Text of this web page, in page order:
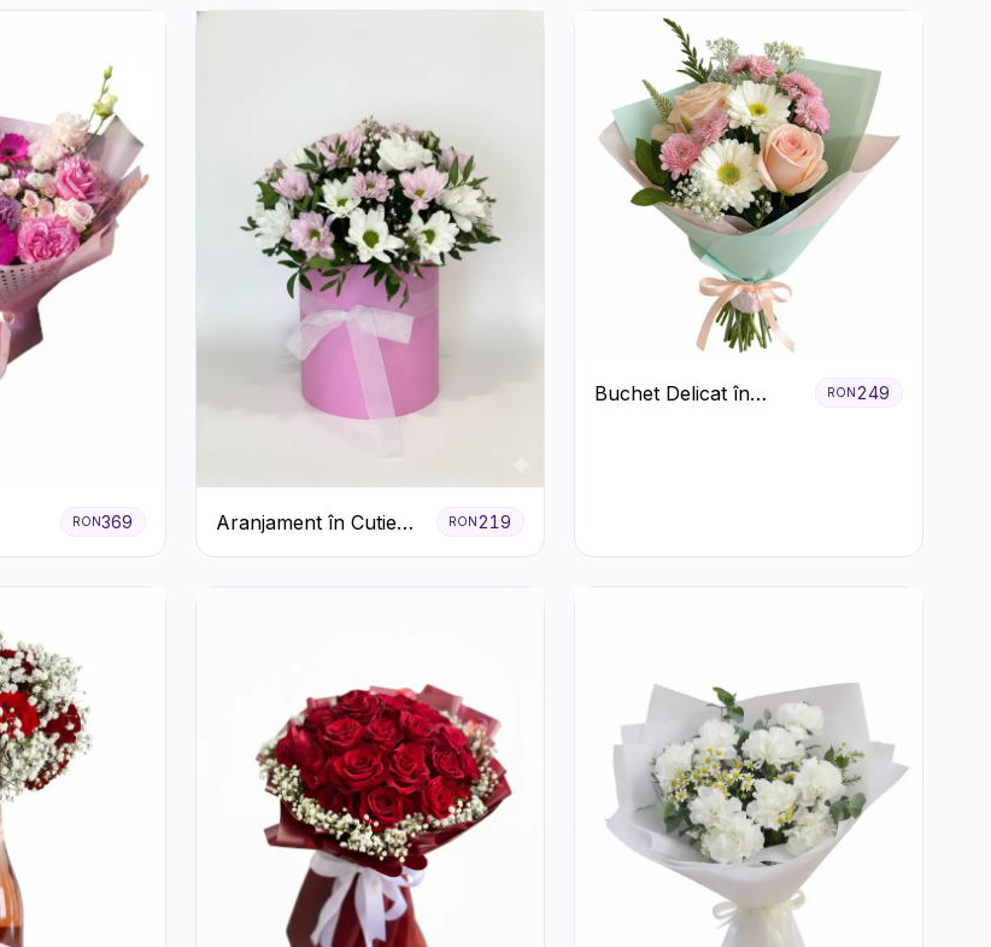
RON369
Aranjament în Cutie
Roz cu Crizanteme
RON219
Buchet Delicat în
RON249